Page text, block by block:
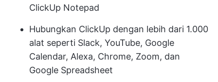
ClickUp Notepad
Hubungkan ClickUp dengan lebih dari 1.000
alat seperti Slack, YouTube, Google
Calendar, Alexa, Chrome, Zoom, dan
Google Spreadsheet